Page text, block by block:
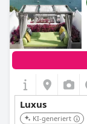
Luxus
KI-generiert